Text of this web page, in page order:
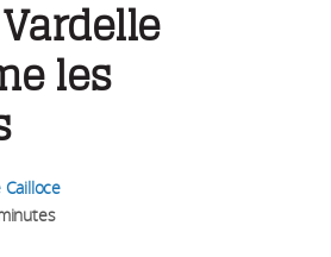
les
Cailloce